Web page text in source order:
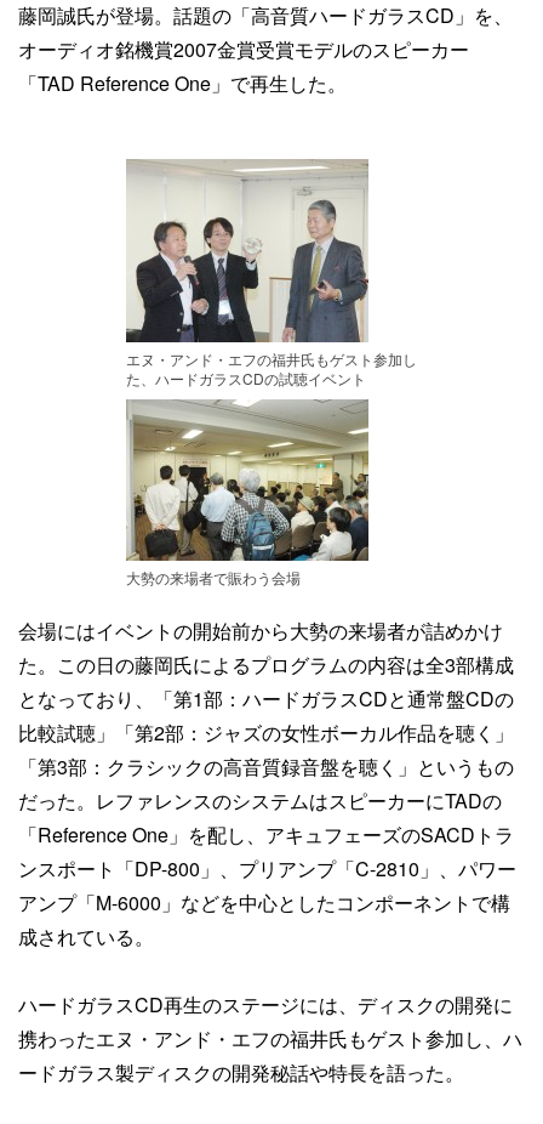
藤岡誠氏が登場。話題の「高音質ハードガラスCD」を、
オーディオ銘機賞2007金賞受賞モデルのスピーカー
「TAD Reference One」で再生した。
エヌ・アンド・エフの福井氏もゲスト参加し
た、ハードガラスCDの試聴イベント
大勢の来場者で賑わう会場
会場にはイベントの開始前から大勢の来場者が詰めかけ
た。この日の藤岡氏によるプログラムの内容は全3部構成
となっており、「第1部：ハードガラスCDと通常盤CDの
比較試聴」「第2部：ジャズの女性ボーカル作品を聴く」
「第3部：クラシックの高音質録音盤を聴く」というもの
だった。レファレンスのシステムはスピーカーにTADの
「Reference One」を配し、アキュフェーズのSACDトラ
ンスポート「DP-800」、プリアンプ「C-2810」、パワー
アンプ「M-6000」などを中心としたコンポーネントで構
成されている。
ハードガラスCD再生のステージには、ディスクの開発に
携わったエヌ・アンド・エフの福井氏もゲスト参加し、ハ
ードガラス製ディスクの開発秘話や特長を語った。